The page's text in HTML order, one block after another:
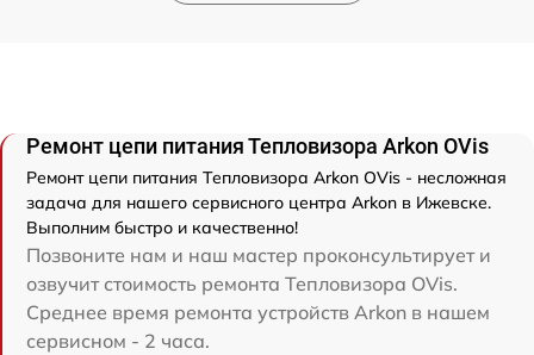
Ремонт цепи питания Тепловизора Arkon OVis
Ремонт цепи питания Тепловизора Arkon OVis - несложная
задача для нашего сервисного центра Arkon в Ижевске.
Выполним быстро и качественно!
Позвоните нам и наш мастер проконсультирует и
озвучит стоимость ремонта Тепловизора OVis.
Среднее время ремонта устройств Arkon в нашем
сервисном - 2 часа.